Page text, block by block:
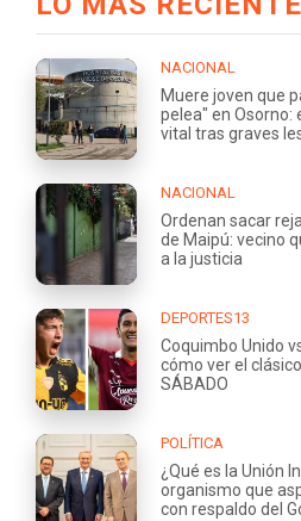
NACIONAL
Muere joven que
pelea" en Osorno:
vital tras graves
NACIONAL
Ordenan sacar
de Maipú: vecino
a la justicia
DEPORTES13
Coquimbo Unido
cómo ver el
SÁBADO
POLÍTICA
¿Qué es la Unión
organismo que
con respaldo del